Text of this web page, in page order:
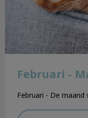
Februari -
Februari - De maand